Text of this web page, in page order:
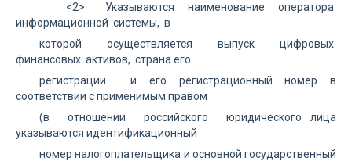
<2> Указываются наименование оператора
информационной системы, в
которой осуществляется выпуск цифровых
финансовых активов, страна его
регистрации и его регистрационный номер в
соответствии с применимым правом
(в отношении российского юридического лица
указываются идентификационный
номер налогоплательщика и основной государственный